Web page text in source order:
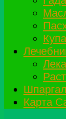
Карта